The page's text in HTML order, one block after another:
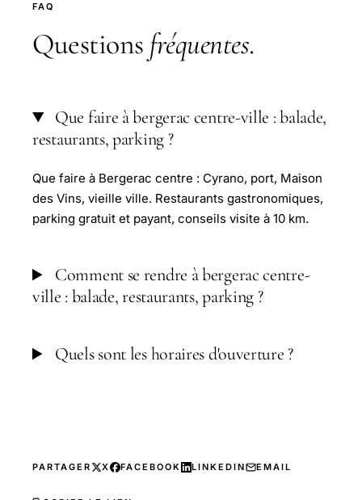
FAQ
Questions fréquentes.
Que faire à bergerac centre-ville : balade,
restaurants, parking ?
Que faire à Bergerac centre : Cyrano, port, Maison
des Vins, vieille ville. Restaurants gastronomiques,
parking gratuit et payant, conseils visite à 10 km.
Comment se rendre à bergerac centre-
ville : balade, restaurants, parking ?
Quels sont les horaires d'ouverture ?
PARTAGER X FACEBOOK LINKEDIN EMAIL